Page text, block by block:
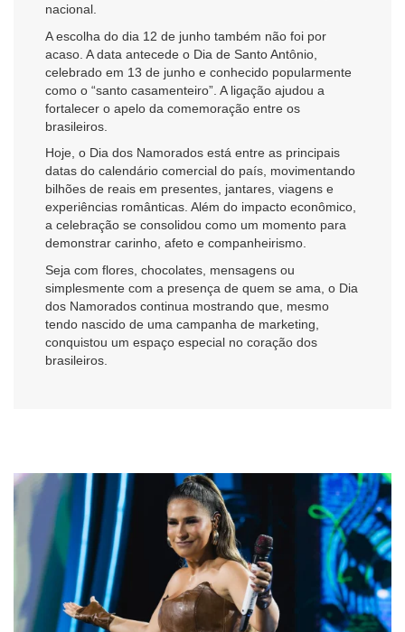
nacional.
A escolha do dia 12 de junho também não foi por
acaso. A data antecede o Dia de Santo Antônio,
celebrado em 13 de junho e conhecido popularmente
como o “santo casamenteiro”. A ligação ajudou a
fortalecer o apelo da comemoração entre os
brasileiros.
Hoje, o Dia dos Namorados está entre as principais
datas do calendário comercial do país, movimentando
bilhões de reais em presentes, jantares, viagens e
experiências românticas. Além do impacto econômico,
a celebração se consolidou como um momento para
demonstrar carinho, afeto e companheirismo.
Seja com flores, chocolates, mensagens ou
simplesmente com a presença de quem se ama, o Dia
dos Namorados continua mostrando que, mesmo
tendo nascido de uma campanha de marketing,
conquistou um espaço especial no coração dos
brasileiros.